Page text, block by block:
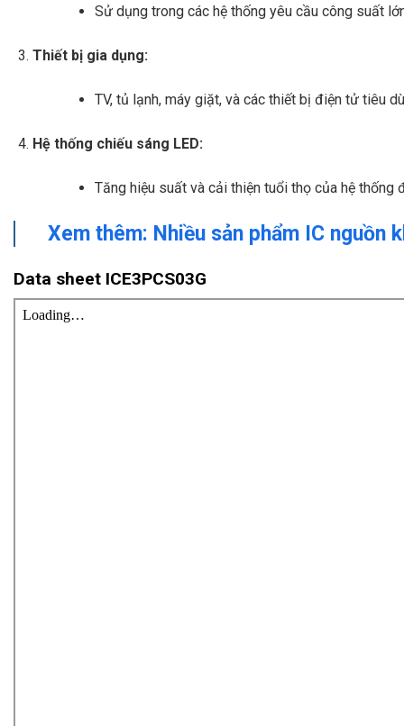
Sử dụng trong các hệ thống yêu cầu công suất
Thiết bị gia dụng:
TV, tủ lạnh, máy giặt, và các thiết bị điện tử tiêu
Hệ thống chiếu sáng LED:
Tăng hiệu suất và cải thiện tuổi thọ của hệ thống
Xem thêm: Nhiều sản phẩm IC nguồn
Data sheet ICE3PCS03G